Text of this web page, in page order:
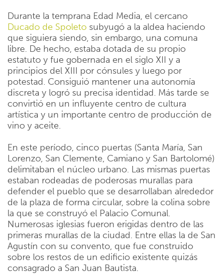
Durante la temprana Edad Media, el cercano
Ducado de Spoleto subyugó a la aldea haciendo
que siguiera siendo, sin embargo, una comuna
libre. De hecho, estaba dotada de su propio
estatuto y fue gobernada en el siglo XII y a
principios del XIII por cónsules y luego por
potestad. Consiguió mantener una autonomía
discreta y logró su precisa identidad. Más tarde se
convirtió en un influyente centro de cultura
artística y un importante centro de producción de
vino y aceite.
En este período, cinco puertas (Santa María, San
Lorenzo, San Clemente, Camiano y San Bartolomé)
delimitaban el núcleo urbano. Las mismas puertas
estaban rodeadas de poderosas murallas para
defender el pueblo que se desarrollaban alrededor
de la plaza de forma circular, sobre la colina sobre
la que se construyó el Palacio Comunal.
Numerosas iglesias fueron erigidas dentro de las
primeras murallas de la ciudad. Entre ellas la de San
Agustín con su convento, que fue construido
sobre los restos de un edificio existente quizás
consagrado a San Juan Bautista.